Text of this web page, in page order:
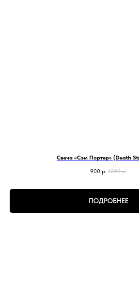
Свеча «Сэм Портер» (Death
900 р. 1200 р.
ПОДРОБНЕЕ